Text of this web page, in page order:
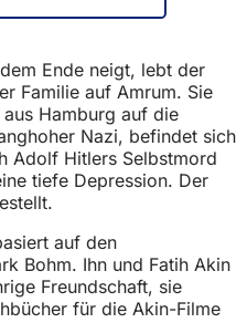
Ende neigt, lebt der
Familie auf Amrum. Sie
Hamburg auf die
Nazi, befindet sich
Adolf Hitlers Selbstmord
tiefe Depression. Der
auf den
Bohm. Ihn und Fatih Akin
Freundschaft, sie
für die Akin-Filme